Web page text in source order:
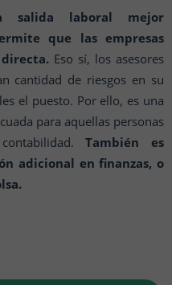
salida laboral mejor
que las empresas
Eso sí, los asesores
cantidad de riesgos en su
el puesto. Por ello, es una
para aquellas personas
También es
adicional en finanzas, o